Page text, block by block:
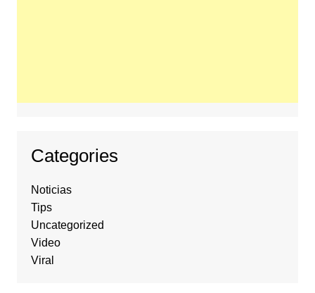
Categories
Noticias
Tips
Uncategorized
Video
Viral